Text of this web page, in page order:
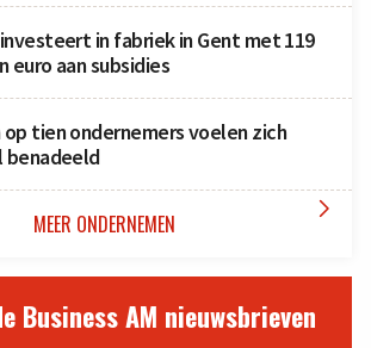
in fabriek in Gent met 119
euro aan subsidies
op tien ondernemers voelen zich
benadeeld
MEER ONDERNEMEN 
Business AM nieuwsbrieven